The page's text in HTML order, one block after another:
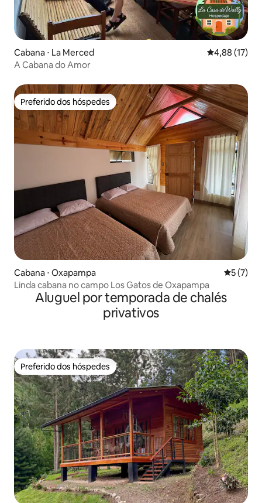
Cabana ⋅ La Merced 4,88 de uma
4,88 (17)
A Cabana do Amor
Preferido dos hóspedes
Preferido dos hóspedes
Cabana ⋅ Oxapampa 5 de
5 (7)
Linda cabana no campo Los Gatos de Oxapampa
Aluguel por temporada de chalés
privativos
Preferido dos hóspedes
Preferido dos hóspedes